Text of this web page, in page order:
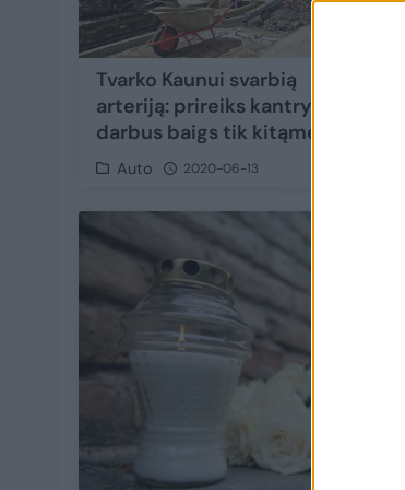
Tvarko Kaunui svarbią
arteriją: prireiks kantrybės –
darbus baigs tik kitąmet
Auto 2020-06-13